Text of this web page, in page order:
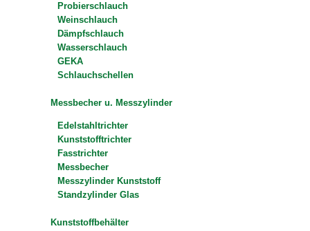
Probierschlauch
Weinschlauch
Dämpfschlauch
Wasserschlauch
GEKA
Schlauchschellen
Messbecher u. Messzylinder
Edelstahltrichter
Kunststofftrichter
Fasstrichter
Messbecher
Messzylinder Kunststoff
Standzylinder Glas
Kunststoffbehälter